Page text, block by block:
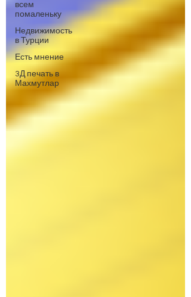
всем
помаленьку
Недвижимость
в Турции
Есть мнение
3Д печать в
Махмутлар